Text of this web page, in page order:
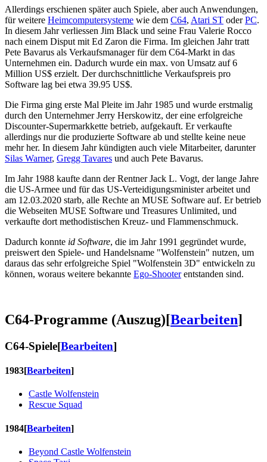
Allerdings erschienen später auch Spiele, aber auch Anwendungen,
für weitere Heimcomputersysteme wie dem C64, Atari ST oderPC.
In diesem Jahr verliessen Jim Black und seine Frau Valerie Rocco
nach einem Disput mit Ed Zaron die Firma. Im gleichen Jahr tratt
Pete Bavarus als Verkaufsmanager für dem C64-Markt in das
Unternehmen ein. Dadurch wurde ein max. von Umsatz auf 6
Million US$ erzielt. Der durchschnittliche Verkaufspreis pro
Software lag bei etwa 39.95 US$.
Die Firma ging erste Mal Pleite im Jahr 1985 und wurde erstmalig
durch den Unternehmer Jerry Herskowitz, der eine erfolgreiche
Discounter-Supermarkkette betrieb, aufgekauft. Er verkaufte
allerdings nur die produzierte Software ab und stellte keine neue
mehr her. In diesem Jahr kündigten auch viele Mitarbeiter, darunter
Silas Warner, Gregg Tavares und auch Pete Bavarus.
Im Jahr 1988 kaufte dann der Rentner Jack L. Vogt, der lange Jahre
die US-Armee und für das US-Verteidigungsminister arbeitet und
am 12.03.2020 starb, alle Rechte an MUSE Software auf. Er betrieb
die Webseiten MUSE Software und Treasures Unlimited, und
verkaufte dort methodistischen Kreuz- und Flammenschmuck.
Dadurch konnte id Software, die im Jahr 1991 gegründet wurde,
preiswert den Spiele- und Handelsname "Wolfenstein" nutzen, um
daraus das sehr erfolgreiche Spiel "Wolfenstein 3D" entwickeln zu
können, woraus weitere bekannte Ego-Shooterentstanden sind.
C64-Programme (Auszug)[Bearbeiten]
C64-Spiele[Bearbeiten]
1983[Bearbeiten]
Castle Wolfenstein
Rescue Squad
1984[Bearbeiten]
Beyond Castle Wolfenstein